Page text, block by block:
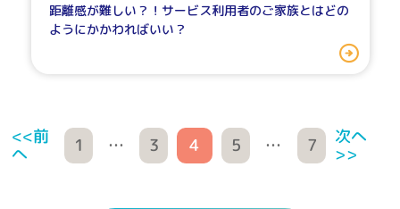
距離感が難しい？！サービス利用者のご家族とはどの
ようにかかわればいい？
<<前
へ 1 … 3 4 5 … 7 次へ
>>